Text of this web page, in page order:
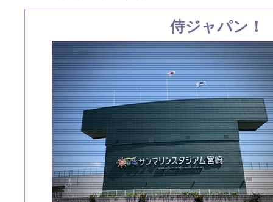
侍ジャパン！